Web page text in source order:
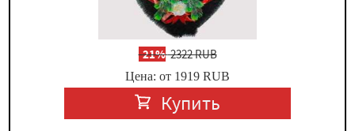
-21%2322 RUB
Цена: от 1919 RUB
Купить